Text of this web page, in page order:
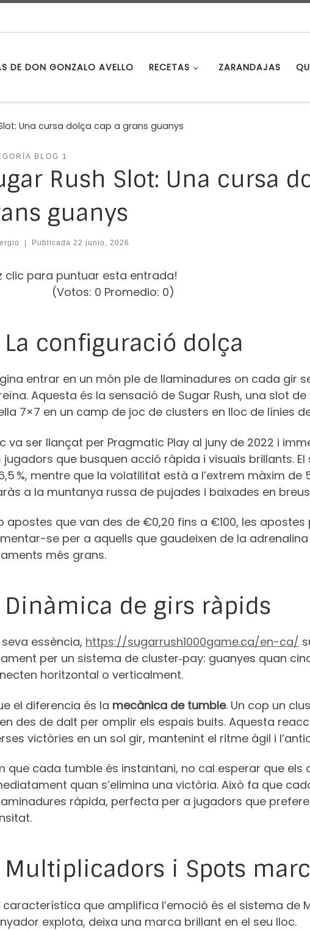
DE DON GONZALO AVELLO RECETAS ZARANDAJAS
Una cursa dolça cap a grans guanys
BLOG 1
Rush Slot: Una cursa
guanys
Publicada 22 junio, 2026
clic para puntuar esta entrada!
(Votos: 0 Promedio: 0)
La configuració dolça
entrar en un món ple de llaminadures on cada gir
Aquesta és la sensació de Sugar Rush, una slot
7×7 en un camp de joc de clusters en lloc de línies
va ser llançat per Pragmatic Play al juny de 2022 i
jugadors que busquen acció ràpida i visuals brillants.
%, mentre que la volatilitat està a l’extrem màxim
a la muntanya russa de pujades i baixades en
apostes que van des de €0,20 fins a €100, les
se per a aquells que gaudeixen de la
més grans.
Dinàmica de girs ràpids
essència, https://sugarrush1000game.ca/en-ca/
per un sistema de cluster‑pay: guanyes quan
horitzontal o verticalment.
el diferencia és la mecànica de tumble. Un cop un
des de dalt per omplir els espais buits. Aquesta
victòries en un sol gir, mantenint el ritme àgil i
que cada tumble és instantani, no cal esperar que els
quan s’elimina una victòria. Això fa que
ràpida, perfecta per a jugadors que
Multiplicadors i Spots
característica que amplifica l’emoció és el sistema de
explota, deixa una marca brillant en el seu lloc.